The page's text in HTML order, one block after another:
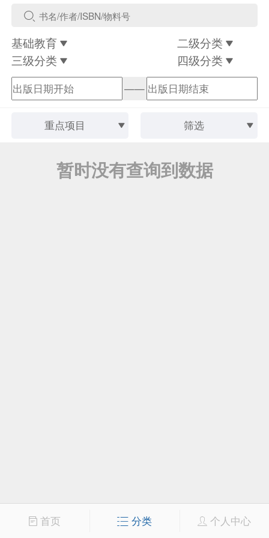
基础教育
二级分类
三级分类
四级分类
——
重点项目 筛选
暂时没有查询到数据
首页 分类 个人中心